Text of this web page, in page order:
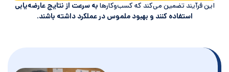
این فرآیند تضمین می‌کند که کسب‌وکارها به سرعت از نتایج عارضه‌یابی
استفاده کنند و بهبود ملموس در عملکرد داشته باشند.